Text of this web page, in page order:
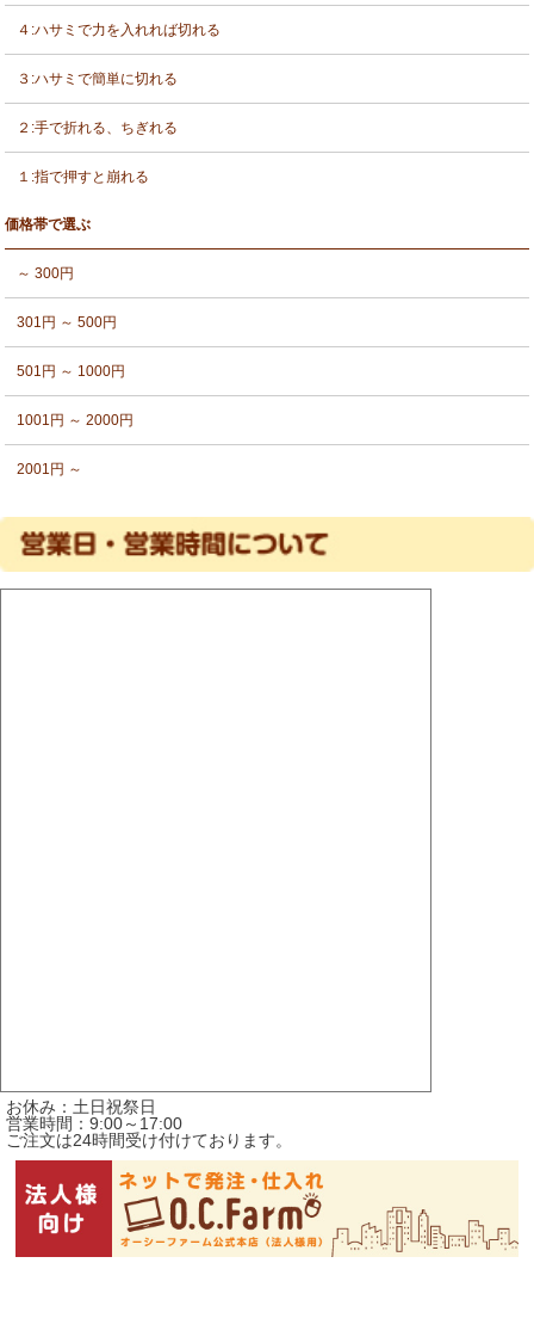
４:ハサミで力を入れれば切れる
３:ハサミで簡単に切れる
２:手で折れる、ちぎれる
１:指で押すと崩れる
価格帯で選ぶ
～ 300円
301円 ～ 500円
501円 ～ 1000円
1001円 ～ 2000円
2001円 ～
お休み：土日祝祭日
営業時間：9:00～17:00
ご注文は24時間受け付けております。